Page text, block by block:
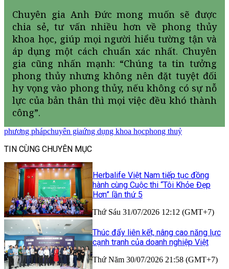
Chuyên gia Anh Đức mong muốn sẽ được
chia sẻ, tư vấn nhiều hơn về phong thủy
khoa học, giúp mọi người hiểu tường tận và
áp dụng một cách chuẩn xác nhất. Chuyên
gia cũng nhấn mạnh: “Chúng ta tin tưởng
phong thủy nhưng không nên đặt tuyệt đối
hy vọng vào phong thủy, nếu không có sự nỗ
lực của bản thân thì mọi việc đều khó thành
công”.
phương phápchuyên giaứng dụng khoa họcphong thuỷ
TIN CÙNG CHUYÊN MỤC
Herbalife Việt Nam tiếp tục đồng
hành cùng Cuộc thi “Tôi Khỏe Đẹp
Hơn” lần thứ 5
Thứ Sáu 31/07/2026 12:12 (GMT+7)
Thúc đẩy liên kết, nâng cao năng lực
cạnh tranh của doanh nghiệp Việt
Thứ Năm 30/07/2026 21:58 (GMT+7)